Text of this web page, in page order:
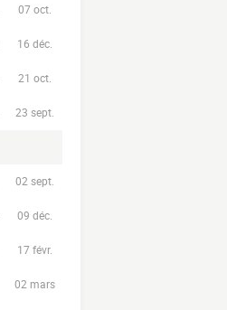
07 oct.
16 déc.
21 oct.
23 sept.
02 sept.
09 déc.
17 févr.
02 mars